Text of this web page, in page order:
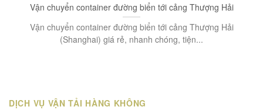
Vận chuyển container đường biển tới cảng Thượng Hải
Vận chuyển container đường biển tới cảng Thượng Hải
(Shanghai) giá rẻ, nhanh chóng, tiện...
DỊCH VỤ VẬN TẢI HÀNG KHÔNG